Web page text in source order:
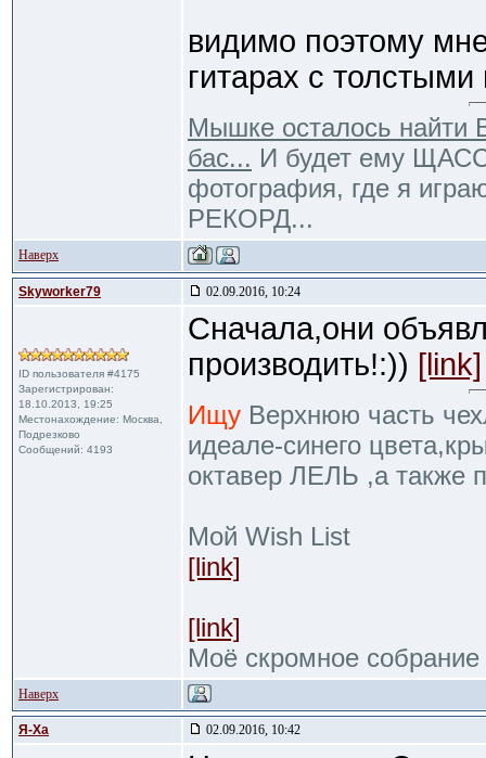
видимо поэтому
гитарах с
Мышке осталось найти
бас... И будет ему
фотография, где я
РЕКОРД...
Наверх
Skyworker79 02.09.2016, 10:24
ID пользователя #4175
Зарегистрирован:
18.10.2013, 19:25
Местонахождение: Москва,
Подрезково
Сообщений: 4193
Сначала,они
производить!:)) [link]
Ищу Верхнюю часть
идеале-синего
октавер ЛЕЛЬ ,а также
Мой Wish List
[link]
[link]
Моё скромное собрание
Наверх
Я-Ха 02.09.2016, 10:42